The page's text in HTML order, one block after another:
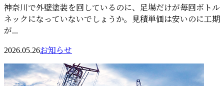
神奈川で外壁塗装を回しているのに、足場だけが毎回ボトル
ネックになっていないでしょうか。見積単価は安いのに工期
が...
2026.05.26お知らせ